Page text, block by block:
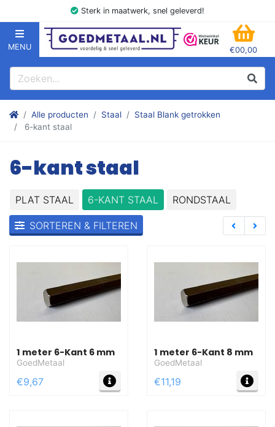
Sterk in maatwerk, snel geleverd!
MENU
GOEDMETAAL.NL
€00,00
Zoeken
Zoek
Stalen kokers, hoekstaal, Balk, Buizen Plat, Strippen, Plaat en
Alle producten Staal
Staal Blank getrokken
6-kant staal
6-kant staal
PLAT STAAL 6-KANT STAAL RONDSTAAL
SORTEREN & FILTEREN
1 meter 6-Kant 6 mm
GoedMetaal
€9,67 MEER INFO
1 meter 6-Kant 8 mm
GoedMetaal
€11,19